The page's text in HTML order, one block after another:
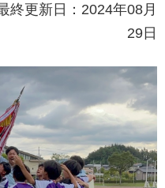
更新日：2024年08月
29日